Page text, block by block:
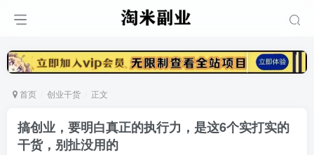
首页 创业干货 正文
搞创业，要明白真正的执行力，是这6个实打实的
干货，别扯没用的